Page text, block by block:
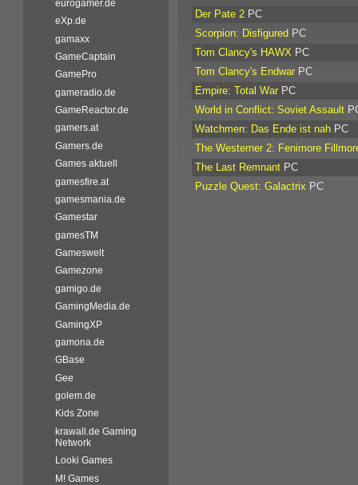
Der Pate 2PC
Scorpion: DisfiguredPC
Tom Clancy's HAWX PC
Tom Clancy's EndwarPC
Empire: Total WarPC
World in Conflict: Soviet Assault
Watchmen: Das Ende ist nahPC
The Westerner 2: Fenimore
The Last RemnantPC
Puzzle Quest: Galactrix PC
eurogamer.de
eXp.de
gamaxx
GameCaptain
GamePro
gameradio.de
GameReactor.de
gamers.at
Gamers.de
Games aktuell
gamesfire.at
gamesmania.de
Gamestar
gamesTM
Gameswelt
Gamezone
gamigo.de
GamingMedia.de
GamingXP
gamona.de
GBase
Gee
golem.de
Kids Zone
krawall.de Gaming
Network
Looki Games
M! Games